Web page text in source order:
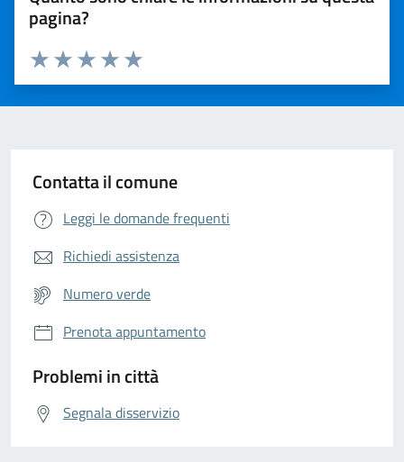
pagina?
Valuta da 1 a 5 stelle la pagina
Valuta 5 stelle su 5
Valuta 4 stelle su 5
Valuta 3 stelle su 5
Valuta 2 stelle su 5
Valuta 1 stelle su 5
Contatta il comune
Leggi le domande frequenti
Richiedi assistenza
Numero verde
Prenota appuntamento
Problemi in città
Segnala disservizio